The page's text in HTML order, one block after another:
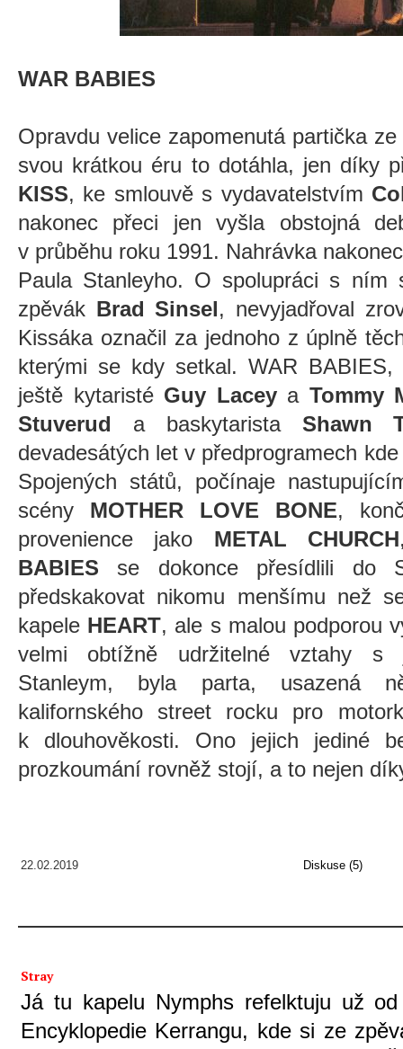
WAR BABIES
Opravdu velice zapomenutá partička
svou krátkou éru to dotáhla, jen díky
KISS, ke smlouvě s vydavatelstvím
nakonec přeci jen vyšla obstojná
v průběhu roku 1991. Nahrávka
Paula Stanleyho. O spolupráci s ním
zpěvák Brad Sinsel, nevyjadřoval
Kissáka označil za jednoho z úplně
kterými se kdy setkal. WAR
ještě kytaristé Guy Laceya Tommy
Stuverud a baskytarista Shawn
devadesátých let v předprogramech
Spojených států, počínaje
scény MOTHER LOVE BONE,
provenience jako METAL CHURCH
BABIES se dokonce přesídlili do
předskakovat nikomu menšímu než
kapele HEART, ale s malou podporou
velmi obtížně udržitelné vztahy s
Stanleym, byla parta, usazená
kalifornského street rocku pro
k dlouhověkosti. Ono jejich jediné
prozkoumání rovněž stojí, a to nejen
22.02.2019 Diskuse (5)
Stray
Já tu kapelu Nymphs refelktuju už
Encyklopedie Kerrangu, kde si ze